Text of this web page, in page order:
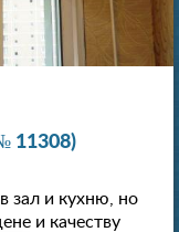
11308)
зал и кухню, но
и качеству